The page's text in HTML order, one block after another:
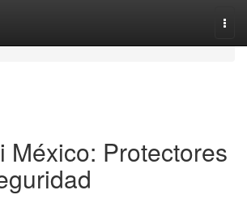
México: Protectores